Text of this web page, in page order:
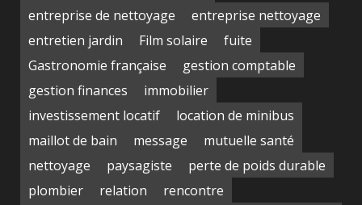
entreprise de nettoyage
entreprise nettoyage
entretien jardin
Film solaire
fuite
Gastronomie française
gestion comptable
gestion finances
immobilier
investissement locatif
location de minibus
maillot de bain
message
mutuelle santé
nettoyage
paysagiste
perte de poids durable
plombier
relation rencontre